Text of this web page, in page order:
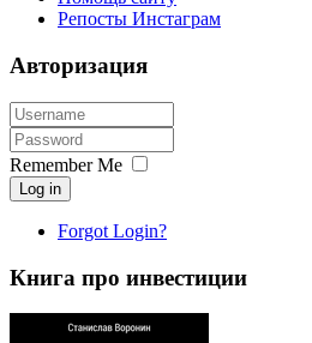
Репосты Инстаграм
Авторизация
Remember Me
Log in
Forgot Login?
Книга про инвестиции